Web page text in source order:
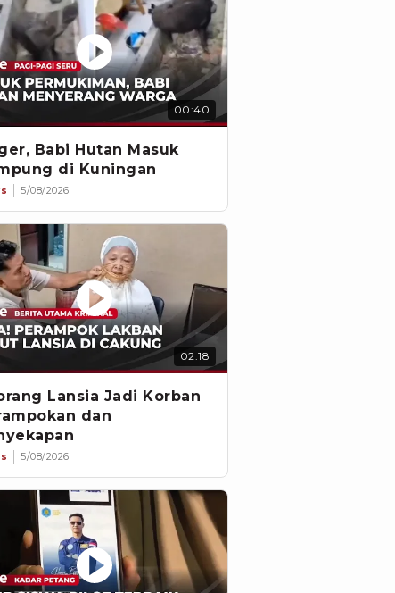
00:40
Babi Hutan Masuk
di Kuningan
5/08/2026
02:18
Lansia Jadi Korban
dan
5/08/2026